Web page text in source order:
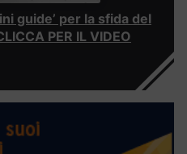
guide’ per la sfida del
PER IL VIDEO